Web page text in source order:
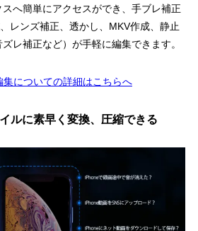
へ簡単にアクセスができ、手ブレ補正
レンズ補正、透かし、MKV作成、静止
レ補正など）が手軽に編集できます。
集についての詳細はこちらへ
ルに素早く変換、圧縮できる